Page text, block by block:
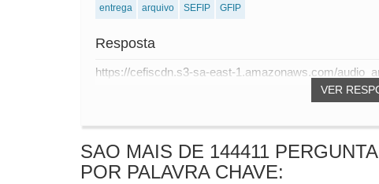
entrega arquivo SEFIP GFIP
Resposta
VER
https://cefiscdn.s3-sa-east-1.amazonaws.com/
SAO MAIS DE 144411
POR PALAVRA CHAVE: